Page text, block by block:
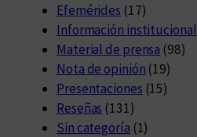
Efemérides (17)
Información institucional
Material de prensa (98)
Nota de opinión (19)
Presentaciones (15)
Reseñas (131)
Sin categoría (1)